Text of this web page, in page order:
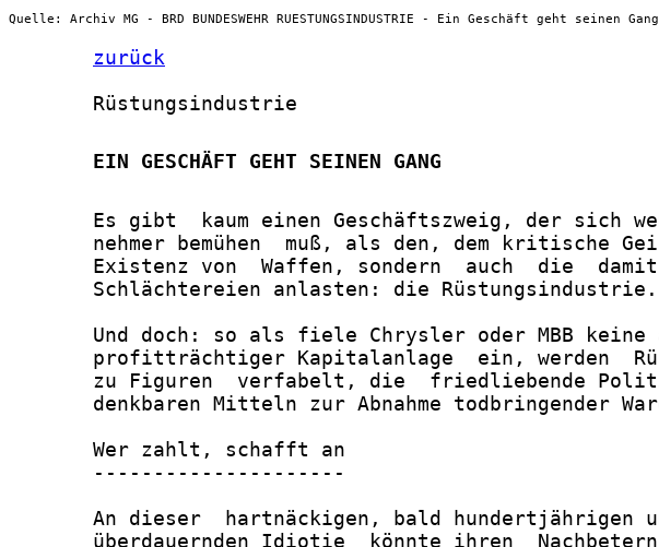
Quelle: Archiv MG - BRD BUNDESWEHR RUESTUNGSINDUSTRIE - Ein Geschäft geht seinen Gang
zurück
       Rüstungsindustrie
       EIN GESCHÄFT GEHT SEINEN GANG